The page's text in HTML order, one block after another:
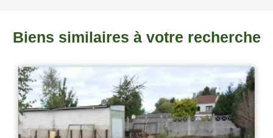
Biens similaires à votre recherche